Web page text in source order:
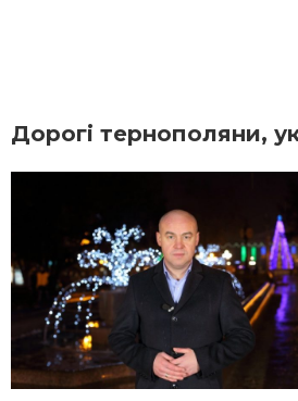
Дорогі тернополяни,